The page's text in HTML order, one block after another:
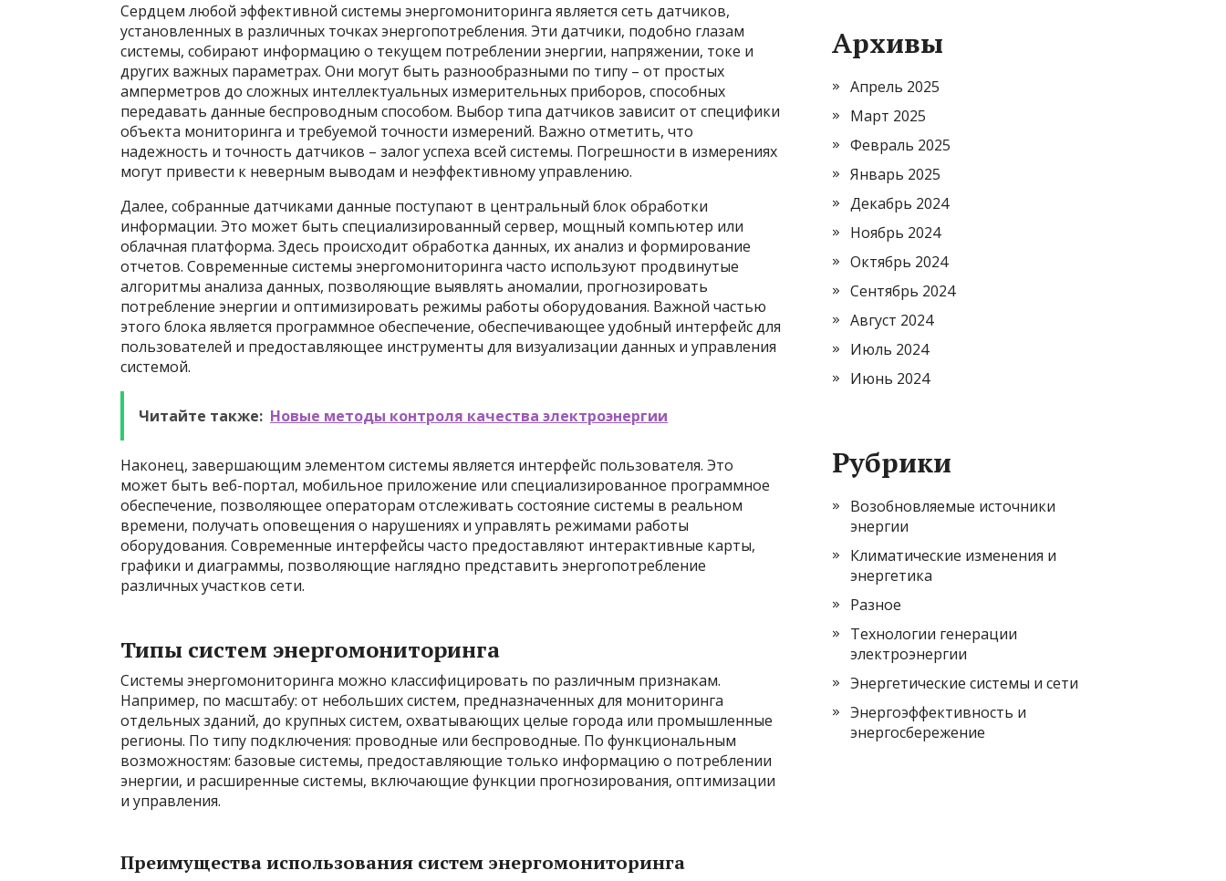
Сердцем любой эффективной системы энергомониторинга является сеть датчиков,
установленных в различных точках энергопотребления. Эти датчики, подобно глазам
системы, собирают информацию о текущем потреблении энергии, напряжении, токе и
других важных параметрах. Они могут быть разнообразными по типу – от простых
амперметров до сложных интеллектуальных измерительных приборов, способных
передавать данные беспроводным способом. Выбор типа датчиков зависит от специфики
объекта мониторинга и требуемой точности измерений. Важно отметить, что
надежность и точность датчиков – залог успеха всей системы. Погрешности в измерениях
могут привести к неверным выводам и неэффективному управлению.
Далее, собранные датчиками данные поступают в центральный блок обработки
информации. Это может быть специализированный сервер, мощный компьютер или
облачная платформа. Здесь происходит обработка данных, их анализ и формирование
отчетов. Современные системы энергомониторинга часто используют продвинутые
алгоритмы анализа данных, позволяющие выявлять аномалии, прогнозировать
потребление энергии и оптимизировать режимы работы оборудования. Важной частью
этого блока является программное обеспечение, обеспечивающее удобный интерфейс для
пользователей и предоставляющее инструменты для визуализации данных и управления
системой.
Читайте также: Новые методы контроля качества электроэнергии
Наконец, завершающим элементом системы является интерфейс пользователя. Это
может быть веб-портал, мобильное приложение или специализированное программное
обеспечение, позволяющее операторам отслеживать состояние системы в реальном
времени, получать оповещения о нарушениях и управлять режимами работы
оборудования. Современные интерфейсы часто предоставляют интерактивные карты,
графики и диаграммы, позволяющие наглядно представить энергопотребление
различных участков сети.
Типы систем энергомониторинга
Системы энергомониторинга можно классифицировать по различным признакам.
Например, по масштабу: от небольших систем, предназначенных для мониторинга
отдельных зданий, до крупных систем, охватывающих целые города или промышленные
регионы. По типу подключения: проводные или беспроводные. По функциональным
возможностям: базовые системы, предоставляющие только информацию о потреблении
энергии, и расширенные системы, включающие функции прогнозирования, оптимизации
и управления.
Преимущества использования систем энергомониторинга
Архивы
Апрель 2025
Март 2025
Февраль 2025
Январь 2025
Декабрь 2024
Ноябрь 2024
Октябрь 2024
Сентябрь 2024
Август 2024
Июль 2024
Июнь 2024
Рубрики
Возобновляемые источники
энергии
Климатические изменения и
энергетика
Разное
Технологии генерации
электроэнергии
Энергетические системы и сети
Энергоэффективность и
энергосбережение